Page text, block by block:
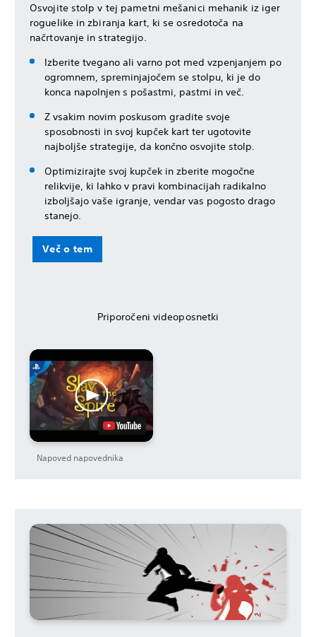
Osvojite stolp v tej pametni mešanici mehanik iz iger
roguelike in zbiranja kart, ki se osredotoča na
načrtovanje in strategijo.
Izberite tvegano ali varno pot med vzpenjanjem po
ogromnem, spreminjajočem se stolpu, ki je do
konca napolnjen s pošastmi, pastmi in več.
Z vsakim novim poskusom gradite svoje
sposobnosti in svoj kupček kart ter ugotovite
najboljše strategije, da končno osvojite stolp.
Optimizirajte svoj kupček in zberite mogočne
relikvije, ki lahko v pravi kombinacijah radikalno
izboljšajo vaše igranje, vendar vas pogosto drago
stanejo.
Več o tem
Priporočeni videoposnetki
Napoved napovednika